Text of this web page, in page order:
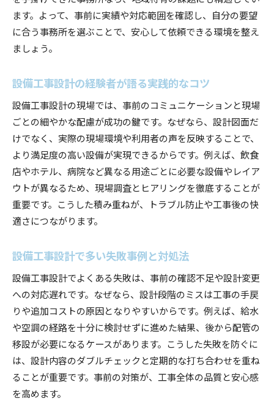
ます。よって、事前に実績や対応範囲を確認し、自分の要望
に合う事務所を選ぶことで、安心して依頼できる環境を整え
ましょう。
設備工事設計の経験者が語る実践的なコツ
設備工事設計の現場では、事前のコミュニケーションと現場
ごとの細やかな配慮が成功の鍵です。なぜなら、設計図面だ
けでなく、実際の現場環境や利用者の声を反映することで、
より満足度の高い設備が実現できるからです。例えば、飲食
店やホテル、病院など異なる用途ごとに必要な設備やレイア
ウトが異なるため、現場調査とヒアリングを徹底することが
重要です。こうした積み重ねが、トラブル防止や工事後の快
適さにつながります。
設備工事設計で多い失敗事例と対処法
設備工事設計でよくある失敗は、事前の確認不足や設計変更
への対応遅れです。なぜなら、設計段階のミスは工事の手戻
りや追加コストの原因となりやすいからです。例えば、給水
や空調の経路を十分に検討せずに進めた結果、後から配管の
移設が必要になるケースがあります。こうした失敗を防ぐに
は、設計内容のダブルチェックと定期的な打ち合わせを重ね
ることが重要です。事前の対策が、工事全体の品質と安心感
を高めます。